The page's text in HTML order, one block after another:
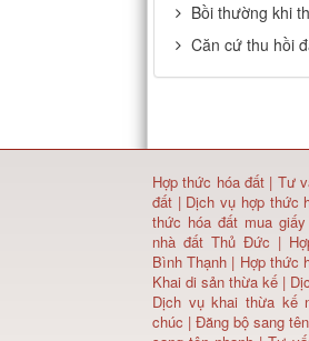
Bồi thường khi
Căn cứ thu hồi
Hợp thức hóa đất| Tư
đất | Dịch vụ hợp thức
thức hóa đất mua
nhà đất Thủ Đức |
Bình Thạnh | Hợp thức
Khai di sản thừa kế |
Dịch vụ khai thừa kế
chúc | Đăng bộ sang